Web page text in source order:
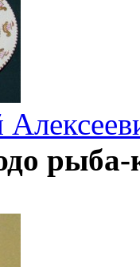
рыба-